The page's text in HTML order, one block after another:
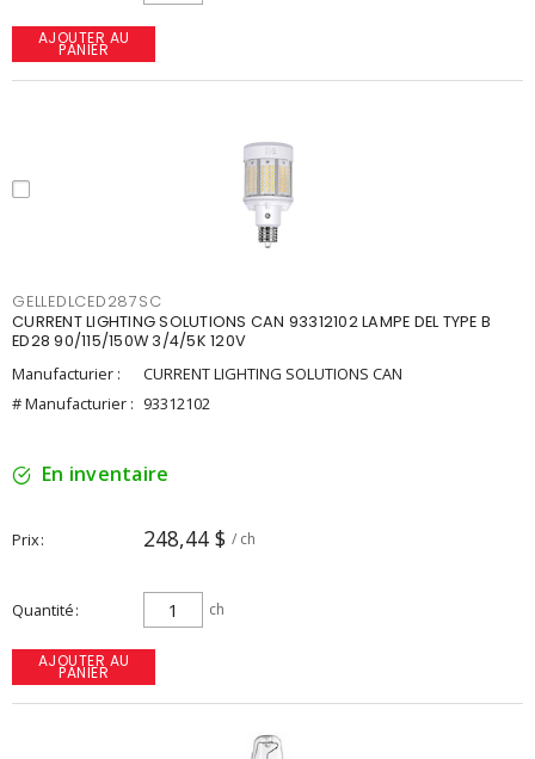
AJOUTER AU
PANIER
GELLEDLCED287SC
CURRENT LIGHTING SOLUTIONS CAN 93312102 LAMPE DEL TYPE B
ED28 90/115/150W 3/4/5K 120V
Manufacturier :
CURRENT LIGHTING SOLUTIONS CAN
# Manufacturier : 93312102
En inventaire
Prix 248,44 $ / ch
Quantité ch
AJOUTER AU
PANIER